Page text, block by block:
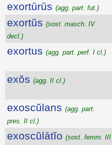
exortūrūs (agg. part. fut.)
exortŭs (sost. masch. IV
decl.)
exortus (agg. part. perf. I cl.)
exŏs (agg. II cl.)
exoscŭlans (agg. part.
pres. II cl.)
exoscŭlātĭo (sost. femm. III